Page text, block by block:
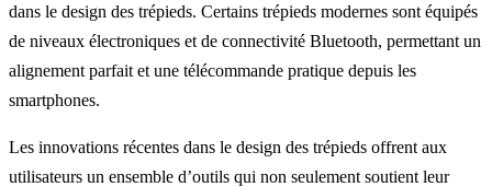
dans le design des trépieds. Certains trépieds modernes sont équipés
de niveaux électroniques et de connectivité Bluetooth, permettant un
alignement parfait et une télécommande pratique depuis les
smartphones.
Les innovations récentes dans le design des trépieds offrent aux
utilisateurs un ensemble d’outils qui non seulement soutient leur